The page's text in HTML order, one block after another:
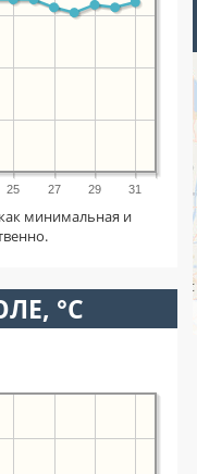
25 27 29 31
минимальная и
°C